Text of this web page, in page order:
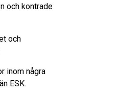
och kontrade
och
inom några
ESK.